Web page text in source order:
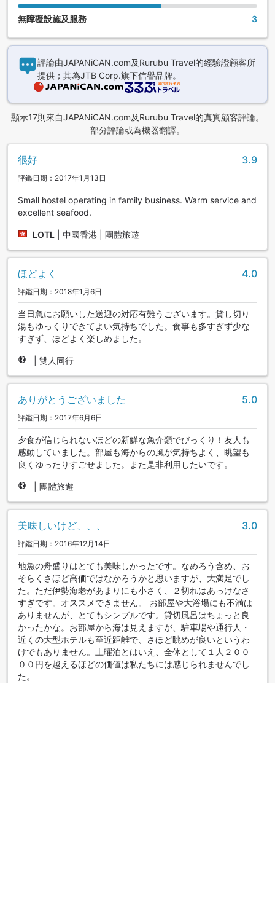
無障礙設施及服務 3
評論由JAPANiCAN.com及Rurubu Travel的經驗證顧客所
提供；其為JTB Corp.旗下信譽品牌。
顯示17則來自JAPANiCAN.com及Rurubu Travel的真實顧客評論。
部分評論或為機器翻譯。
很好 3.9
評鑑日期：2017年1月13日
Small hostel operating in family business. Warm service and
excellent seafood.
LOTL 中國香港 | 團體旅遊
ほどよく 4.0
評鑑日期：2018年1月6日
当日急にお願いした送迎の対応有難うございます。貸し切り
湯もゆっくりできてよい気持ちでした。食事も多すぎず少な
すぎず、ほどよく楽しめました。
雙人同行
ありがとうございました 5.0
評鑑日期：2017年6月6日
夕食が信じられないほどの新鮮な魚介類でびっくり！友人も
感動していました。部屋も海からの風が気持ちよく、眺望も
良くゆったりすごせました。また是非利用したいです。
團體旅遊
美味しいけど、、、 3.0
評鑑日期：2016年12月14日
地魚の舟盛りはとても美味しかったです。なめろう含め、お
そらくさほど高価ではなかろうかと思いますが、大満足でし
た。ただ伊勢海老があまりにも小さく、２切れはあっけなさ
すぎです。オススメできません。 お部屋や大浴場にも不満は
ありませんが、とてもシンプルです。貸切風呂はちょっと良
かったかな。お部屋から海は見えますが、駐車場や通行人・
近くの大型ホテルも至近距離で、さほど眺めが良いというわ
けでもありません。土曜泊とはいえ、全体として１人２００
００円を越えるほどの価値は私たちには感じられませんでし
た。